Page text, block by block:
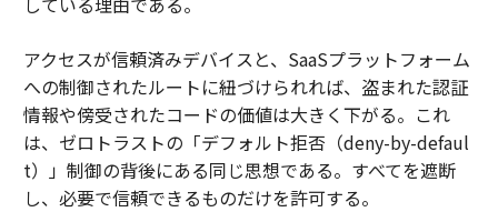
アクセスが信頼済みデバイスと、SaaSプラットフォーム
への制御されたルートに紐づけられれば、盗まれた認証
情報や傍受されたコードの価値は大きく下がる。これ
は、ゼロトラストの「デフォルト拒否（deny-by-defaul
t）」制御の背後にある同じ思想である。すべてを遮断
し、必要で信頼できるものだけを許可する。